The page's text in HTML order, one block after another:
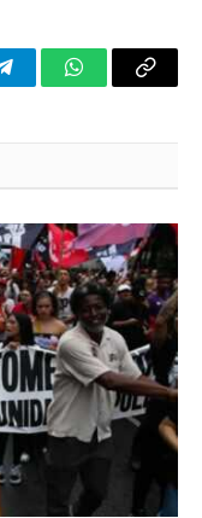
TelegramWhatsApp
Copy